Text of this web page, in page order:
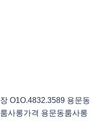
O1O.4832.3589 용문동
사롱가격 용문동룸사롱